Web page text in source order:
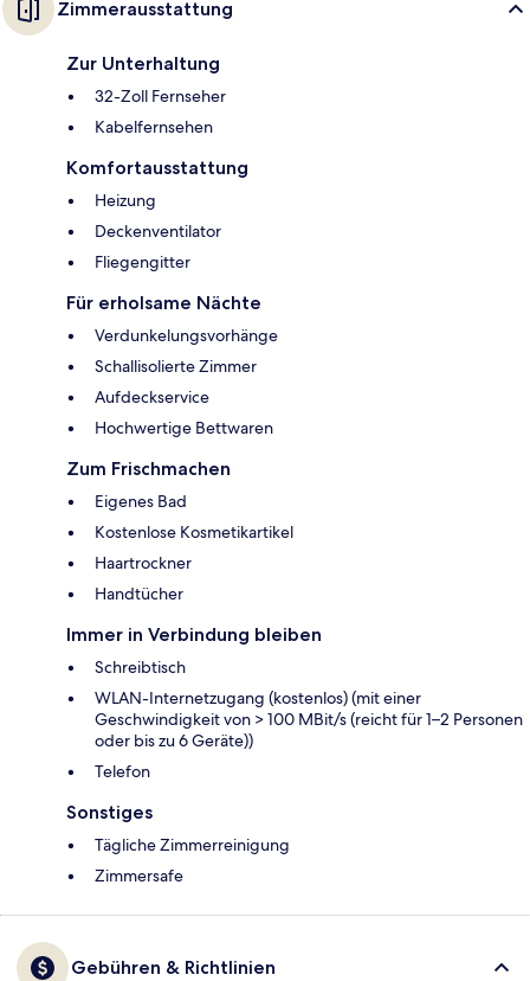
Zimmerausstattung
Zur Unterhaltung
32-Zoll Fernseher
Kabelfernsehen
Komfortausstattung
Heizung
Deckenventilator
Fliegengitter
Für erholsame Nächte
Verdunkelungsvorhänge
Schallisolierte Zimmer
Aufdeckservice
Hochwertige Bettwaren
Zum Frischmachen
Eigenes Bad
Kostenlose Kosmetikartikel
Haartrockner
Handtücher
Immer in Verbindung bleiben
Schreibtisch
WLAN-Internetzugang (kostenlos) (mit einer
Geschwindigkeit von > 100 MBit/s (reicht für 1–2 Personen
oder bis zu 6 Geräte))
Telefon
Sonstiges
Tägliche Zimmerreinigung
Zimmersafe
Gebühren & Richtlinien